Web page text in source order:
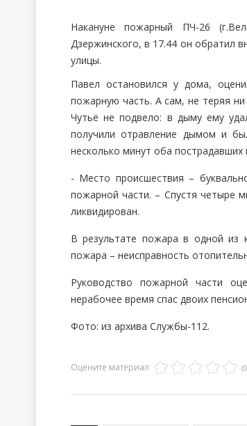
Накануне пожарный ПЧ-26
Дзержинского, в 17.44 он обратил
улицы.
Павел остановился у дома,
пожарную часть. А сам, не теряя
Чутьё не подвело: в дыму ему
получили отравление дымом и
несколько минут оба пострадавших
- Место происшествия –
пожарной части. – Спустя четыре
ликвидирован.
В результате пожара в одной из
пожара – неисправность
Руководство пожарной части
нерабочее время спас двоих
Фото: из архива Службы-112.
Оцените материал